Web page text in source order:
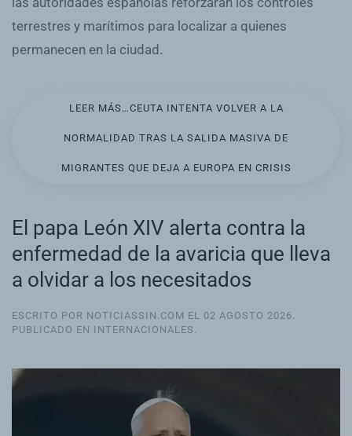
terrestres y marítimos para localizar a quienes
permanecen en la ciudad.
LEER MÁS…CEUTA INTENTA VOLVER A LA
NORMALIDAD TRAS LA SALIDA MASIVA DE
MIGRANTES QUE DEJA A EUROPA EN CRISIS
El papa León XIV alerta contra la
enfermedad de la avaricia que lleva
a olvidar a los necesitados
ESCRITO POR NOTICIASSIN.COM EL 02 AGOSTO 2026.
PUBLICADO EN INTERNACIONALES .